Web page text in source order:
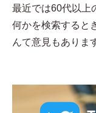
最近では60代以上
何かを検索すると
んて意見もありま